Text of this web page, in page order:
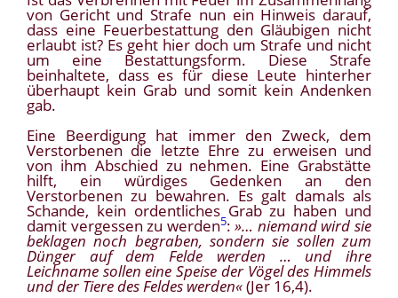
von Gericht und Strafe nun ein Hinweis darauf,
dass eine Feuerbestattung den Gläubigen nicht
erlaubt ist? Es geht hier doch um Strafe und nicht
um eine Bestattungsform. Diese Strafe
beinhaltete, dass es für diese Leute hinterher
überhaupt kein Grab und somit kein Andenken
gab.
Eine Beerdigung hat immer den Zweck, dem
Verstorbenen die letzte Ehre zu erweisen und
von ihm Abschied zu nehmen. Eine Grabstätte
hilft, ein würdiges Gedenken an den
Verstorbenen zu bewahren. Es galt damals als
Schande, kein ordentliches Grab zu haben und
damit vergessen zu werden5:»… niemand wird sie
beklagen noch begraben, sondern sie sollen zum
Dünger auf dem Felde werden … und ihre
Leichname sollen eine Speise der Vögel des Himmels
und der Tiere des Feldes werden«(Jer 16,4).